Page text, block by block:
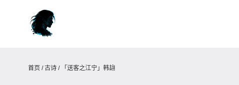
首页 /古诗 / 「送客之江宁」韩翃